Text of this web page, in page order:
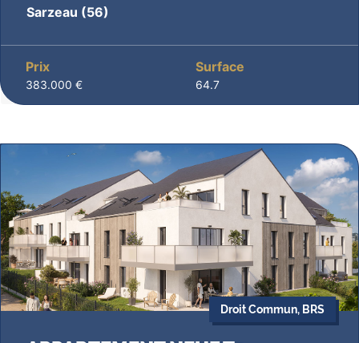
Sarzeau (56)
Prix
383.000 €
Surface
64.7
Droit Commun, BRS